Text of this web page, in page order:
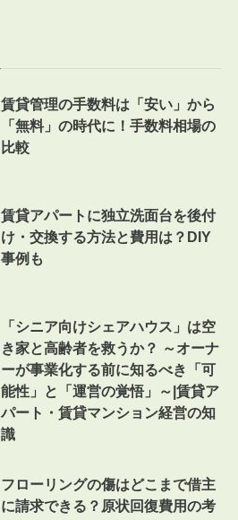
賃貸管理の手数料は「安い」から
「無料」の時代に！手数料相場の
比較
賃貸アパートに独立洗面台を後付
け・交換する方法と費用は？DIY
事例も
「シニア向けシェアハウス」は空
き家と高齢者を救うか？ ～オーナ
ーが事業化する前に知るべき「可
能性」と「運営の覚悟」～|賃貸ア
パート・賃貸マンション経営の知
識
フローリングの傷はどこまで借主
に請求できる？原状回復費用の考